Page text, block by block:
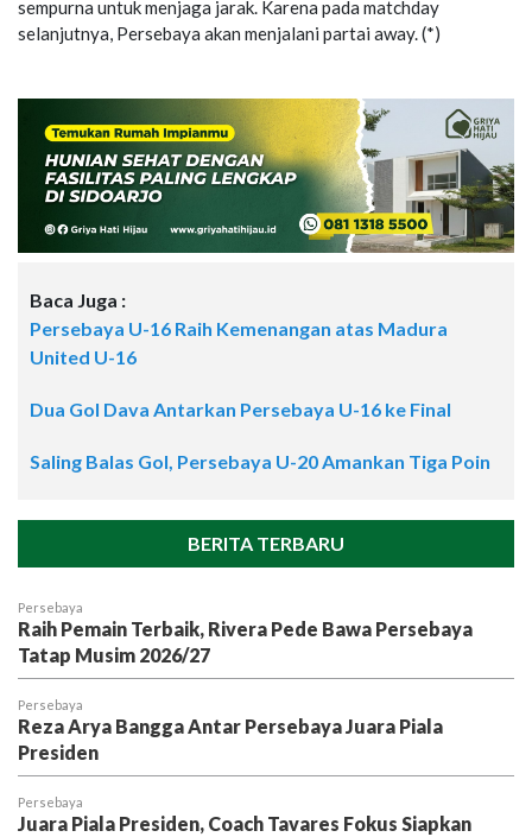
sempurna untuk menjaga jarak. Karena pada matchday
selanjutnya, Persebaya akan menjalani partai away. (*)
Baca Juga :
Persebaya U-16 Raih Kemenangan atas Madura
United U-16
Dua Gol Dava Antarkan Persebaya U-16 ke Final
Saling Balas Gol, Persebaya U-20 Amankan Tiga Poin
BERITA TERBARU
Persebaya
Raih Pemain Terbaik, Rivera Pede Bawa Persebaya
Tatap Musim 2026/27
Persebaya
Reza Arya Bangga Antar Persebaya Juara Piala
Presiden
Persebaya
Juara Piala Presiden, Coach Tavares Fokus Siapkan